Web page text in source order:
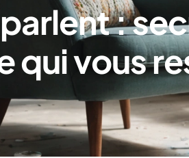
:
qui vous